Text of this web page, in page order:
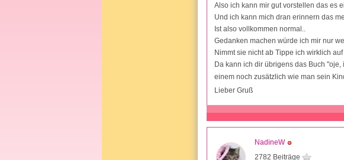
Also ich kann mir gut vorstellen das es
Und ich kann mich dran erinnern das
Ist also vollkommen normal..
Gedanken machen würde ich mir nur
Nimmt sie nicht ab Tippe ich wirklich
Da kann ich dir übrigens das Buch
einem noch zusätzlich wie man sein
Lieber Gruß
NadineW
2782 Beiträge